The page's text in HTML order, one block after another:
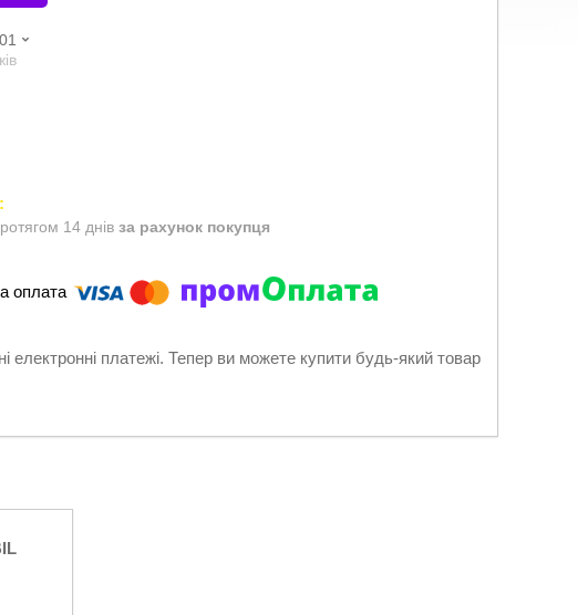
14 днів за рахунок покупця
електронні платежі. Тепер ви можете купити будь-який товар